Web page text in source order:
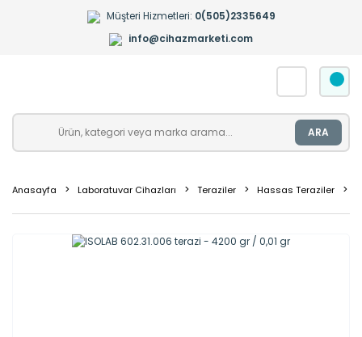
Müşteri Hizmetleri: 0(505)2335649
info@cihazmarketi.com
ARA
Anasayfa Laboratuvar Cihazları Teraziler Hassas Teraziler